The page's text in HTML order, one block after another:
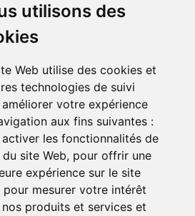
utilisons des
Web utilise des cookies et
technologies de suivi
votre expérience
aux fins suivantes :
les fonctionnalités de
du site Web, pour offrir une
expérience sur le site
pour mesurer votre intérêt
produits et services et
14h00 – 18h30
08
10h00 – 12h30
14h00 – 18h30
10h00 – 12h30
14h00 – 18h30
08
10h00 – 12h30
14h00 – 18h30